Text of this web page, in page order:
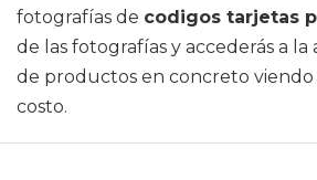
fotografías de codigos tarjetas
de las fotografías y accederás a
de productos en concreto viendo
costo.